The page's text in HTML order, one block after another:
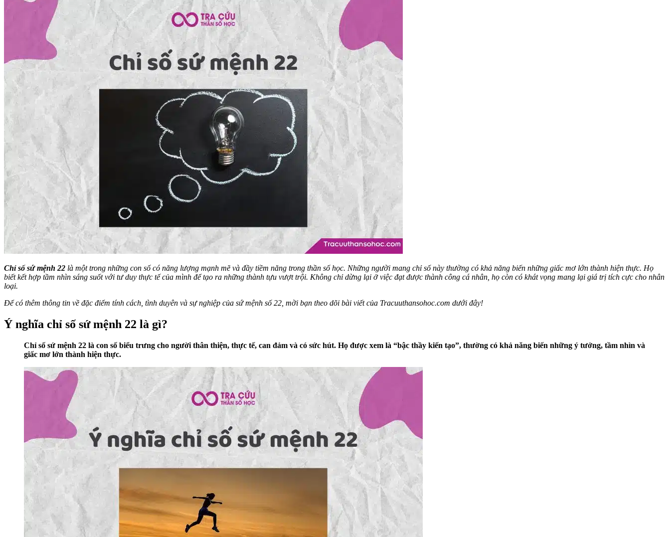
Chỉ số sứ mệnh 22 là một trong những con số có năng lượng mạnh mẽ và đầy tiềm năng trong thần số học. Những người mang chỉ số này thường có khả năng biến những giấc mơ lớn thành hiện thực. Họ
biết kết hợp tầm nhìn sáng suốt với tư duy thực tế của mình để tạo ra những thành tựu vượt trội. Không chỉ dừng lại ở việc đạt được thành công cá nhân, họ còn có khát vọng mang lại giá trị tích cực cho nhân
loại.
Để có thêm thông tin về đặc điểm tính cách, tình duyên và sự nghiệp của sứ mệnh số 22, mời bạn theo dõi bài viết của Tracuuthansohoc.com dưới đây!
Ý nghĩa chỉ số sứ mệnh 22 là gì?
Chỉ số sứ mệnh 22 là con số biểu trưng cho người thân thiện, thực tế, can đảm và có sức hút. Họ được xem là “bậc thầy kiến tạo”, thường có khả năng biến những ý tưởng, tầm nhìn và
giấc mơ lớn thành hiện thực.